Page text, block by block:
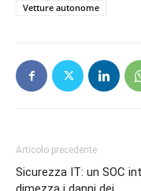
Vetture autonome
Articolo precedente
Sicurezza IT: un SOC